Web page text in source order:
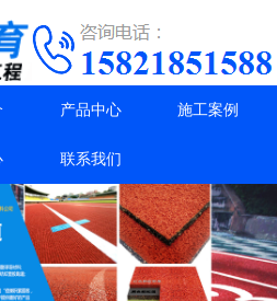
产品中心 施工案例
联系我们